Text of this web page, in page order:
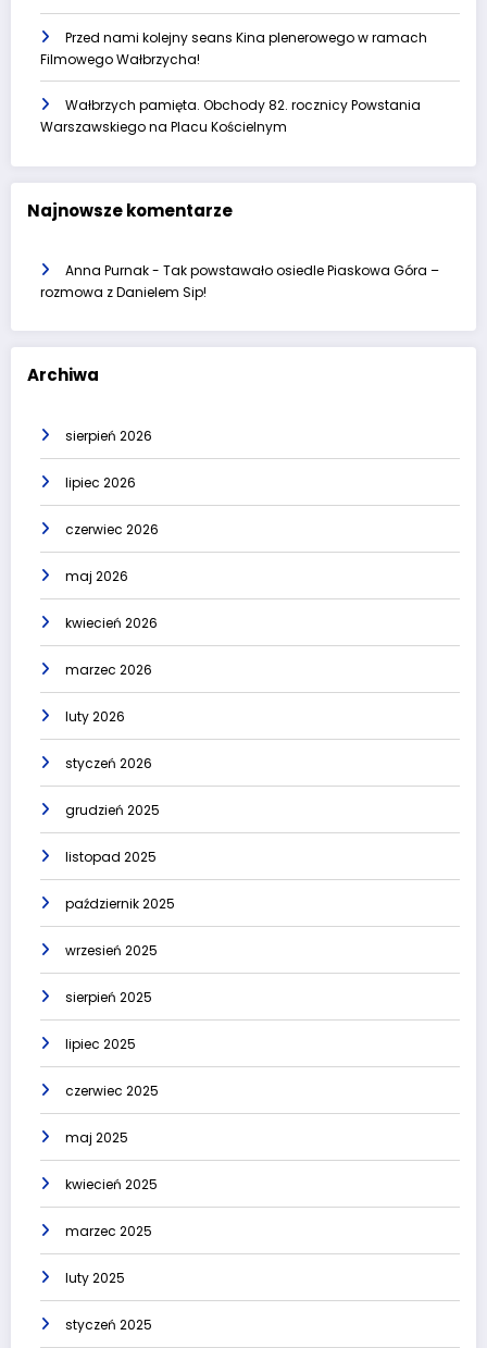
Przed nami kolejny seans Kina plenerowego w ramach
Filmowego Wałbrzycha!
Wałbrzych pamięta. Obchody 82. rocznicy Powstania
Warszawskiego na Placu Kościelnym
Najnowsze komentarze
Anna Purnak- Tak powstawało osiedle Piaskowa Góra –
rozmowa z Danielem Sip!
Archiwa
sierpień 2026
lipiec 2026
czerwiec 2026
maj 2026
kwiecień 2026
marzec 2026
luty 2026
styczeń 2026
grudzień 2025
listopad 2025
październik 2025
wrzesień 2025
sierpień 2025
lipiec 2025
czerwiec 2025
maj 2025
kwiecień 2025
marzec 2025
luty 2025
styczeń 2025